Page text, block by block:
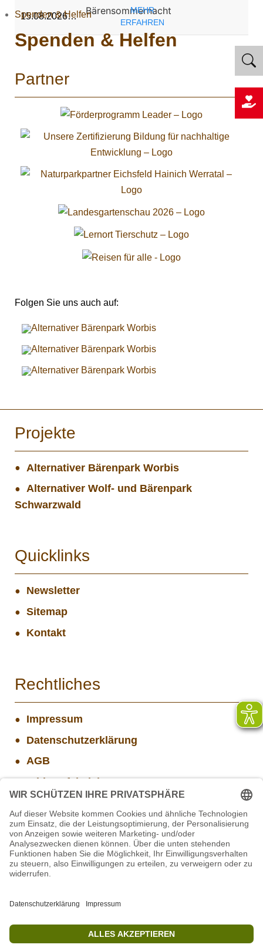
Spenden & Helfen
Spenden & Helfen
15.08.2026… Bärensommernacht
MEHR
ERFAHREN
Partner
Folgen Sie uns auch auf:
Projekte
Alternativer Bärenpark Worbis
Alternativer Wolf- und Bärenpark
Schwarzwald
Quicklinks
Newsletter
Sitemap
Kontakt
Rechtliches
Impressum
Datenschutzerklärung
AGB
Widerrufsbelehrung
Aktuelle Stellenangebote
STIFTUNG für BÄREN - Stellvertretende
Projekt WORBIS Praktikum: Technik (ab Herbst)